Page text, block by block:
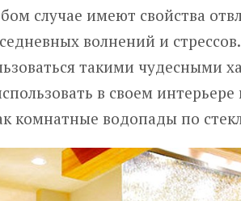
случае имеют свойства
волнений и
такими чудесными
в своем
комнатные водопады по